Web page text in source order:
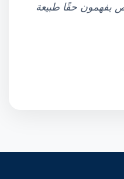
حقًا طبيعة